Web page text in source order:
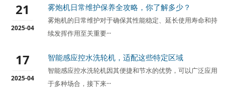
21
2025-04
雾炮机日常维护保养全攻略，你了解多少？
雾炮机的日常维护对于确保其性能稳定、延长使用寿命和持
续发挥作用至关重要···
17
2025-04
智能感应控水洗轮机，适配这些特定区域
智能感应控水洗轮机因其便捷和节水的优势，可以广泛应用
于多种场合，接下来···